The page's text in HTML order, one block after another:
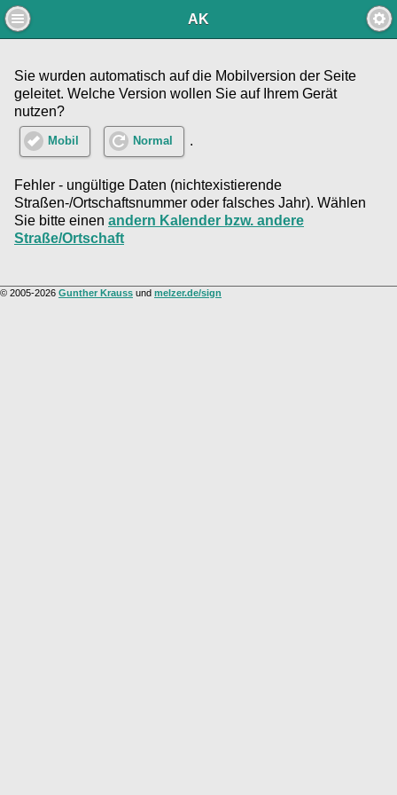
AK
Sie wurden automatisch auf die Mobilversion der Seite
geleitet. Welche Version wollen Sie auf Ihrem Gerät
nutzen?
Mobil Normal .
Fehler - ungültige Daten (nichtexistierende
Straßen-/Ortschaftsnummer oder falsches Jahr). Wählen
Sie bitte einen andern Kalender bzw. andere
Straße/Ortschaft
© 2005-2026 Gunther Krauss und melzer.de/sign